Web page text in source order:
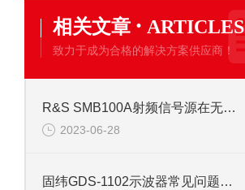
相关文章 · ARTICLES
致力于成为合格的解决方案供应商！
R&S SMB100A射频信号源在无线电测量等领域的应用
2023-06-28
固纬GDS-1102示波器常见问题解答（二）